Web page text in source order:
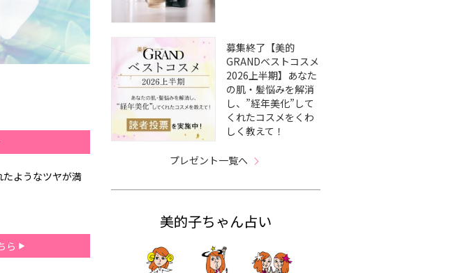
ようなツヤが満
ら
募集終了【美的
GRANDベストコスメ
2026上半期】あなた
の肌・髪悩みを解消
し、”経年美化”して
くれたコスメをくわ
しく教えて！
プレゼント一覧へ
美的子ちゃん占い